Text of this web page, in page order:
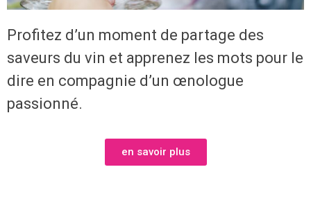
Profitez d’un moment de partage des
saveurs du vin et apprenez les mots pour le
dire en compagnie d’un œnologue
passionné.
en savoir plus